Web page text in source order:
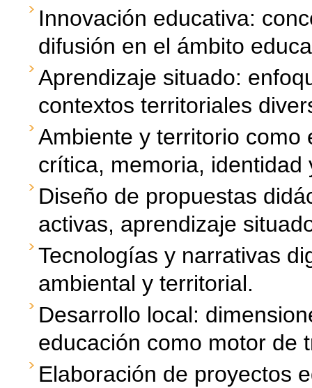
Innovación educativa:
difusión en el ámbito
Aprendizaje situado:
contextos territoriales
Ambiente y territorio como
crítica, memoria, identidad
Diseño de propuestas
activas, aprendizaje
Tecnologías y narrativas
ambiental y territorial.
Desarrollo local:
educación como motor de
Elaboración de proyectos